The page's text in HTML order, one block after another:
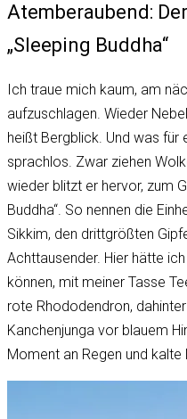
Atemberaubend:
„Sleeping Buddha“
Ich traue mich kaum, am
aufzuschlagen. Wieder
heißt Bergblick. Und was für
sprachlos. Zwar ziehen
wieder blitzt er hervor, zum
Buddha“. So nennen die
Sikkim, den drittgrößten
Achttausender. Hier hätte
können, mit meiner Tasse
rote Rhododendron,
Kanchenjunga vor blauem
Moment an Regen und